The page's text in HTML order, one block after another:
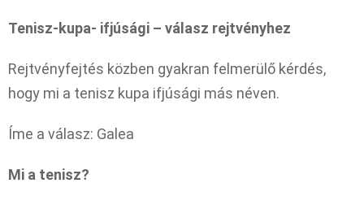
Tenisz-kupa- ifjúsági – válasz rejtvényhez
Rejtvényfejtés közben gyakran felmerülő kérdés,
hogy mi a tenisz kupa ifjúsági más néven.
Íme a válasz: Galea
Mi a tenisz?